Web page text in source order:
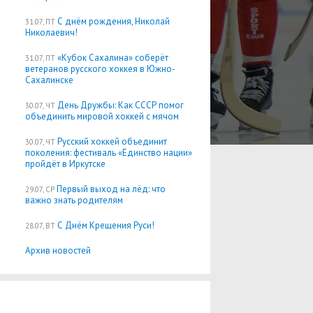
31.07, ПТ С днём рождения, Николай
Николаевич!
31.07, ПТ «Кубок Сахалина» соберёт
ветеранов русского хоккея в Южно-
Сахалинске
30.07, ЧТ День Дружбы: Как СССР помог
объединить мировой хоккей с мячом
30.07, ЧТ Русский хоккей объединит
поколения: фестиваль «Единство нации»
пройдёт в Иркутске
29.07, СР Первый выход на лёд: что
важно знать родителям
28.07, ВТ С Днём Крещения Руси!
Архив новостей